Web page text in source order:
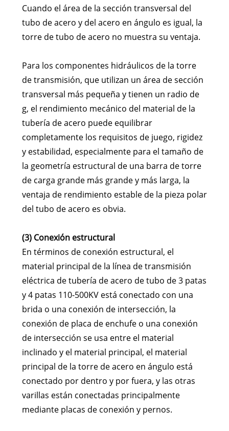
Cuando el área de la sección transversal del
tubo de acero y del acero en ángulo es igual, la
torre de tubo de acero no muestra su ventaja.
Para los componentes hidráulicos de la torre
de transmisión, que utilizan un área de sección
transversal más pequeña y tienen un radio de
g, el rendimiento mecánico del material de la
tubería de acero puede equilibrar
completamente los requisitos de juego, rigidez
y estabilidad, especialmente para el tamaño de
la geometría estructural de una barra de torre
de carga grande más grande y más larga, la
ventaja de rendimiento estable de la pieza polar
del tubo de acero es obvia.
(3) Conexión estructural
En términos de conexión estructural, el
material principal de la línea de transmisión
eléctrica de tubería de acero de tubo de 3 patas
y 4 patas 110-500KV está conectado con una
brida o una conexión de intersección, la
conexión de placa de enchufe o una conexión
de intersección se usa entre el material
inclinado y el material principal, el material
principal de la torre de acero en ángulo está
conectado por dentro y por fuera, y las otras
varillas están conectadas principalmente
mediante placas de conexión y pernos.